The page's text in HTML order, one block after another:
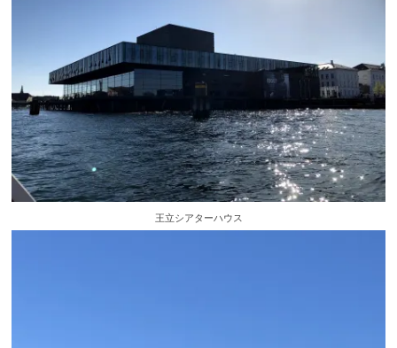
王立シアターハウス